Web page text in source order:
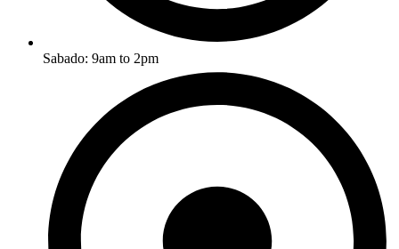
Sabado: 9am to 2pm